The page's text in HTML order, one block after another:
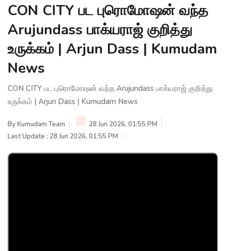
CON CITY பட புரொமோஷன் வந்த
Arujundass பாக்யராஜ் குறித்து
உருக்கம் | Arjun Dass | Kumudam
News
CON CITY பட புரொமோஷன் வந்த Arujundass பாக்யராஜ் குறித்து
உருக்கம் | Arjun Dass | Kumudam News
ByKumudam Team
28 Jun 2026, 01:55 PM
Last Update : 28 Jun 2026, 01:55 PM